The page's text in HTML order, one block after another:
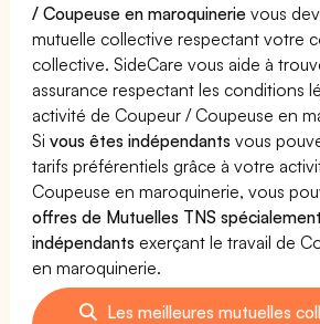
/ Coupeuse en maroquinerie vous
mutuelle collective respectant votre
collective. SideCare vous aide à
assurance respectant les conditions
activité de Coupeur / Coupeuse en
Sivous êtes indépendants vous
tarifs préférentiels grâce à votre
Coupeuse en maroquinerie, vous
offres de Mutuelles TNS
indépendants exerçant le travail de
en maroquinerie.
Les meilleures mutuelles